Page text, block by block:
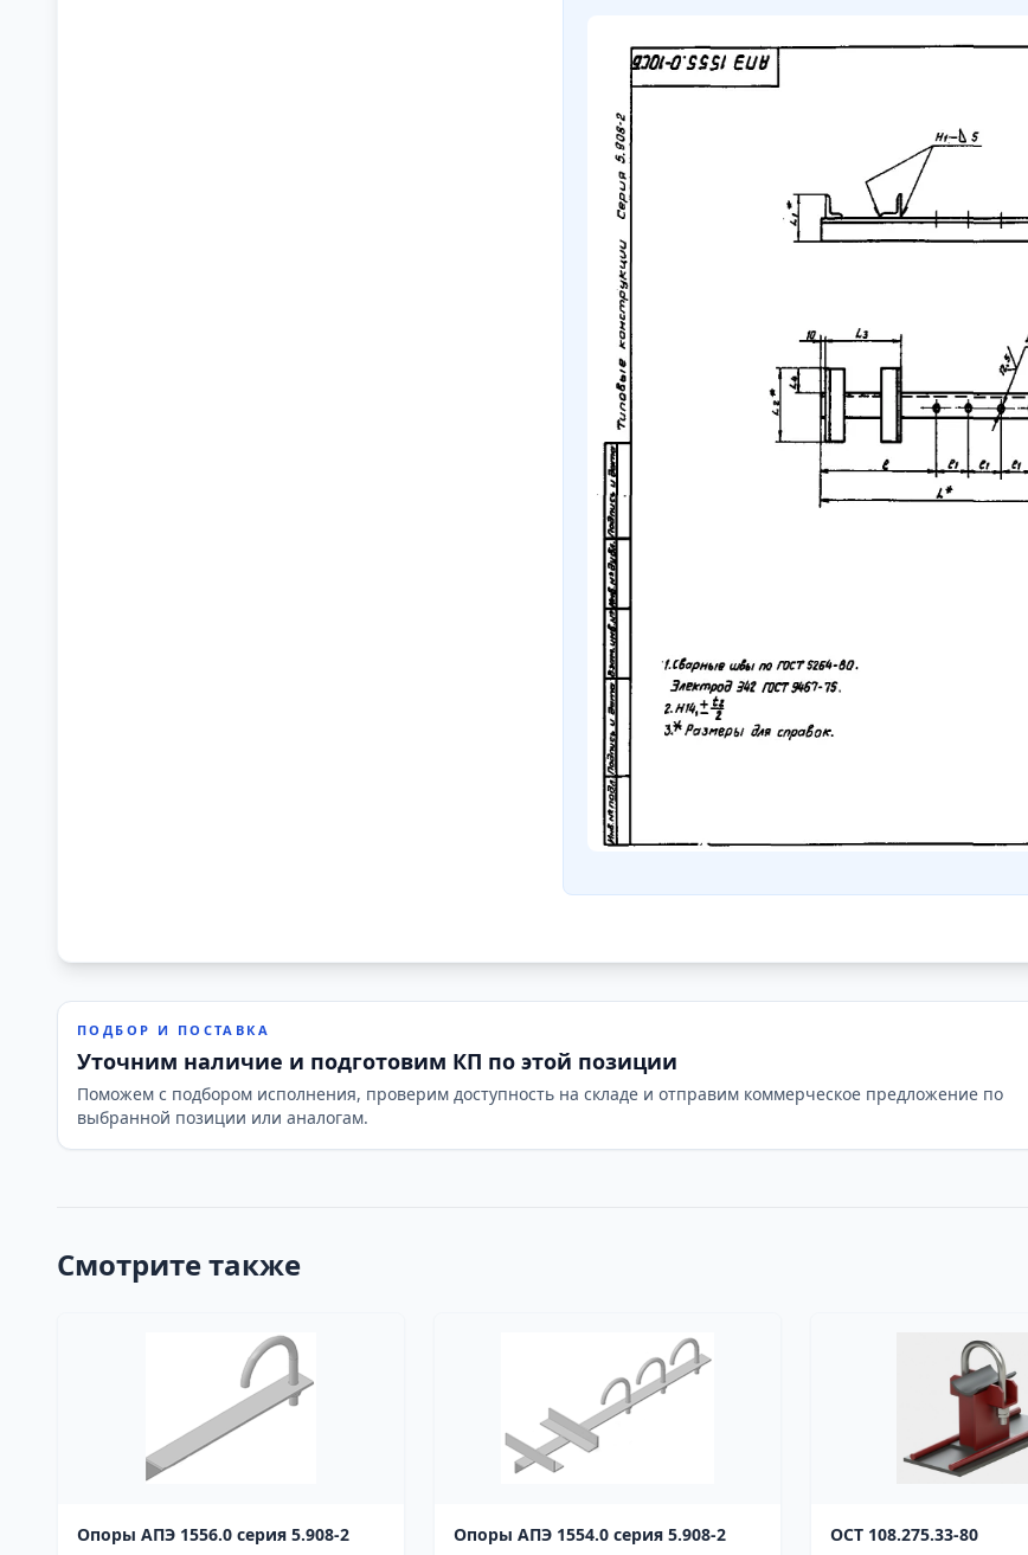
ПОДБОР И ПОСТАВКА
Уточним наличие и подготовим КП по этой позиции
Поможем с подбором исполнения, проверим доступность на складе и отправим коммерческое предложение по
выбранной позиции или аналогам.
Смотрите также
Опоры АПЭ 1556.0 серия 5.908-2 Опоры АПЭ 1554.0 серия 5.908-2 ОСТ 108.275.33-80